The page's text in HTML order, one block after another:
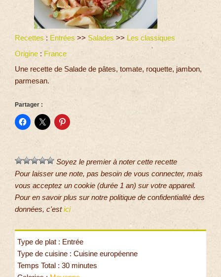
Recettes : Entrées >> Salades >> Les classiques
Origine : France
Une recette de Salade de pâtes, tomate, roquette, jambon,
parmesan.
Partager :
Soyez le premier à noter cette recette
Pour laisser une note, pas besoin de vous connecter, mais
vous acceptez un cookie (durée 1 an) sur votre appareil.
Pour en savoir plus sur notre politique de confidentialité des
données, c'estici
Type de plat : Entrée
Type de cuisine : Cuisine européenne
Temps Total : 30 minutes